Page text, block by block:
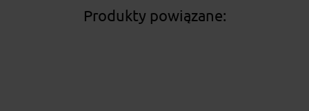
Produkty powiązane: